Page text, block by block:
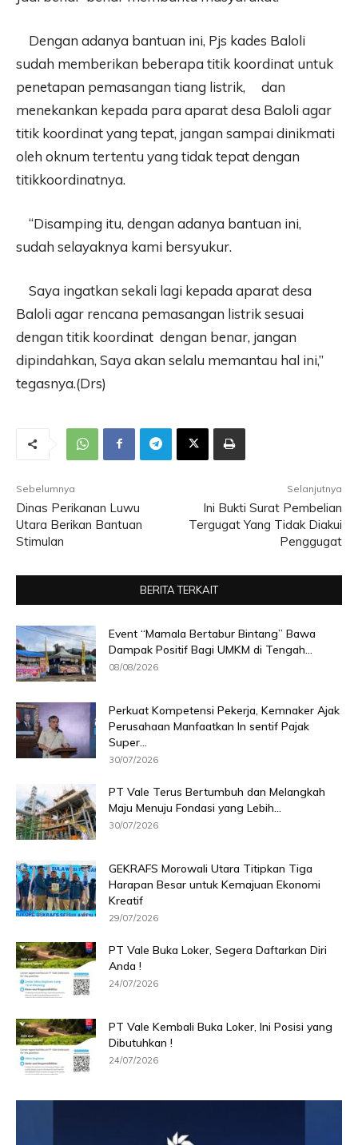
Dengan adanya bantuan ini, Pjs kades Baloli
sudah memberikan beberapa titik koordinat untuk
penetapan pemasangan tiang listrik, dan
menekankan kepada para aparat desa Baloli agar
titik koordinat yang tepat, jangan sampai dinikmati
oleh oknum tertentu yang tidak tepat dengan
titikkoordinatnya.
“Disamping itu, dengan adanya bantuan ini,
sudah selayaknya kami bersyukur.
Saya ingatkan sekali lagi kepada aparat desa
Baloli agar rencana pemasangan listrik sesuai
dengan titik koordinat dengan benar, jangan
dipindahkan, Saya akan selalu memantau hal ini,”
tegasnya.(Drs)
Sebelumnya
Dinas Perikanan Luwu
Utara Berikan Bantuan
Stimulan
Selanjutnya
Ini Bukti Surat Pembelian
Tergugat Yang Tidak Diakui
Penggugat
BERITA TERKAIT
Event “Mamala Bertabur Bintang” Bawa
Dampak Positif Bagi UMKM di Tengah...
08/08/2026
Perkuat Kompetensi Pekerja, Kemnaker Ajak
Perusahaan Manfaatkan In sentif Pajak
Super...
30/07/2026
PT Vale Terus Bertumbuh dan Melangkah
Maju Menuju Fondasi yang Lebih...
30/07/2026
GEKRAFS Morowali Utara Titipkan Tiga
Harapan Besar untuk Kemajuan Ekonomi
Kreatif
29/07/2026
PT Vale Buka Loker, Segera Daftarkan Diri
Anda !
24/07/2026
PT Vale Kembali Buka Loker, Ini Posisi yang
Dibutuhkan !
24/07/2026